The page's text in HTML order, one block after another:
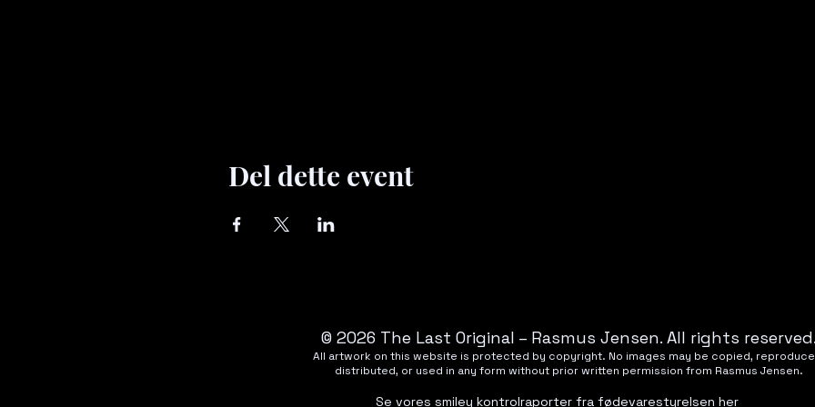
Del dette event
© 2026 The Last Original – Rasmus Jensen. All rights reserved.
All artwork on this website is protected by copyright. No images may be copied,
distributed, or used in any form without prior written permission from Rasmus Jensen.
Se vores smiley kontrolraporter fra fødevarestyrelsen her